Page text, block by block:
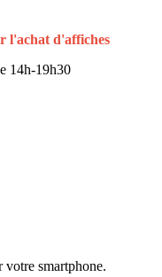
l'achat d'affiches
14h-19h30
votre smartphone.